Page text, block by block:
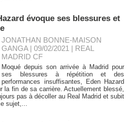
évoque ses blessures et
JONATHAN BONNE-MAISON
GANGA | 09/02/2021 | REAL
MADRID CF
Moqué depuis son arrivée à Madrid pour
ses blessures à répétition et des
performances insuffisantes, Eden Hazard
fin de sa carrière. Actuellement blessé,
pas à décoller au Real Madrid et subit
sujet,...